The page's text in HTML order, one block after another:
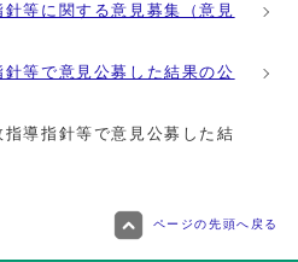
等に関する意見募集（意見
等で意見公募した結果の公
導指針等で意見公募した結
ページの先頭へ戻る